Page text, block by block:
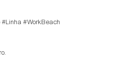
#Linha #WorkBeach